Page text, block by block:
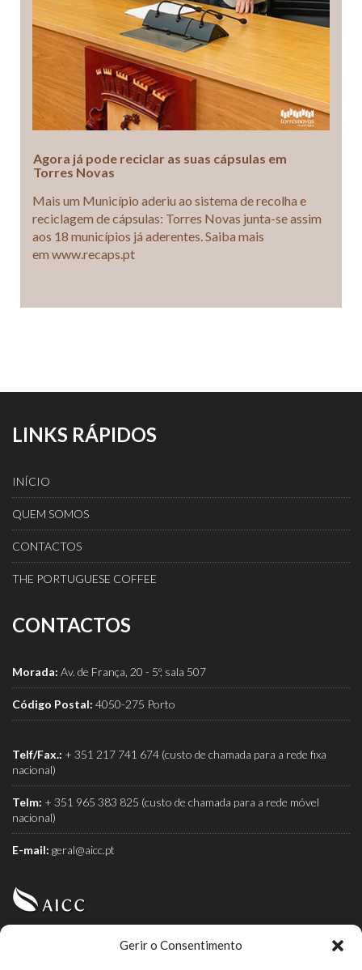
Gerir o Consentimento
Agora já pode reciclar as suas cápsulas em
Torres Novas
Mais um Município aderiu ao sistema de recolha e
reciclagem de cápsulas: Torres Novas junta-se assim
aos 18 municípios já aderentes. Saiba mais
em www.recaps.pt
LINKS RÁPIDOS
INÍCIO
QUEM SOMOS
CONTACTOS
THE PORTUGUESE COFFEE
CONTACTOS
Morada: Av. de França, 20 - 5º, sala 507
Código Postal: 4050-275 Porto
Telf/Fax.: + 351 217 741 674 (custo de chamada para a rede fixa
nacional)
Telm: + 351 965 383 825 (custo de chamada para a rede móvel
nacional)
E-mail: geral@aicc.pt
AICC (Associação Industrial e Comercial do Café) é a